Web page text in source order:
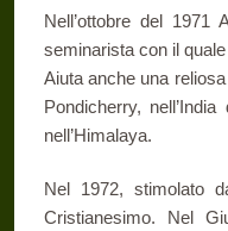
Nell’ottobre del
seminarista con il
Aiuta anche una
Pondicherry,
nell’Himalaya.
Nel 1972, stimolato
Cristianesimo. Nel